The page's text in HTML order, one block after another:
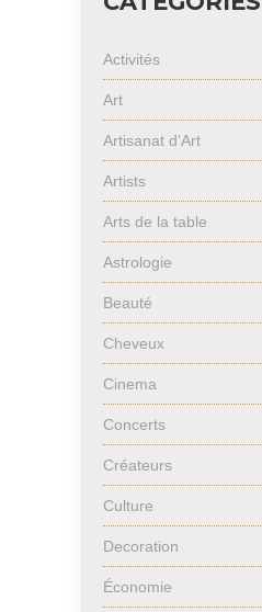
Activités
Art
Artisanat d’Art
Artists
Arts de la table
Astrologie
Beauté
Cheveux
Cinema
Concerts
Créateurs
Culture
Decoration
Économie